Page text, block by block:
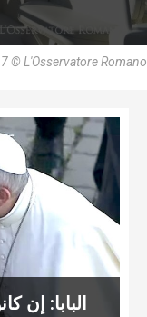
© L'Osservatore Romano
البابا: إن